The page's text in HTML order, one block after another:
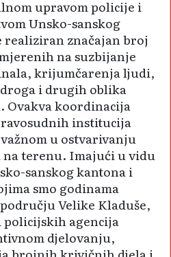
upravom policije i
Unsko-sanskog
značajan broj
na suzbijanje
krijumčarenja ljudi,
i drugih oblika
koordinacija
institucija
u ostvarivanju
terenu. Imajući u vidu
sanskog kantona i
smo godinama
Velike Kladuše,
agencija
djelovanju,
brojnih kri­vičnih djela i